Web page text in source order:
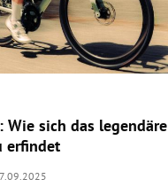
Wie sich das legendäre
erfindet